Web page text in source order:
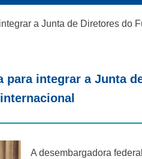
a Junta de Diretores do
para integrar a Junta
A desembargadora